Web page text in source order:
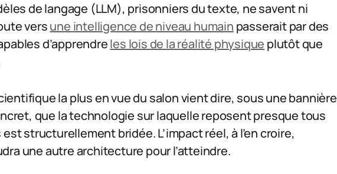
de langage (LLM), prisonniers du texte, ne savent ni
versune intelligence de niveau humain passerait par des
d’apprendreles lois de la réalité physique plutôt que
la plus en vue du salon vient dire, sous une bannière
que la technologie sur laquelle reposent presque tous
structurellement bridée. L’impact réel, à l’en croire,
une autre architecture pour l’atteindre.